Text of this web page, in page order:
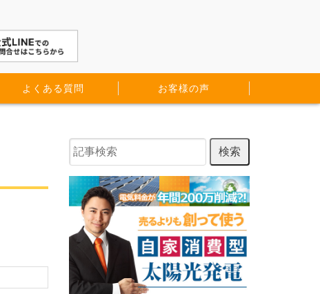
よくある質問 お客様の声